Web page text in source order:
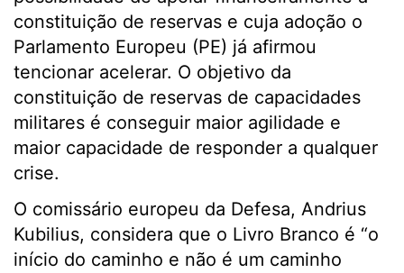
constituição de reservas e cuja adoção o
Parlamento Europeu (PE) já afirmou
tencionar acelerar. O objetivo da
constituição de reservas de capacidades
militares é conseguir maior agilidade e
maior capacidade de responder a qualquer
crise.
O comissário europeu da Defesa, Andrius
Kubilius, considera que o Livro Branco é “o
início do caminho e não é um caminho